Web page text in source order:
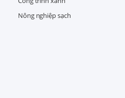
Nông nghiệp sạch